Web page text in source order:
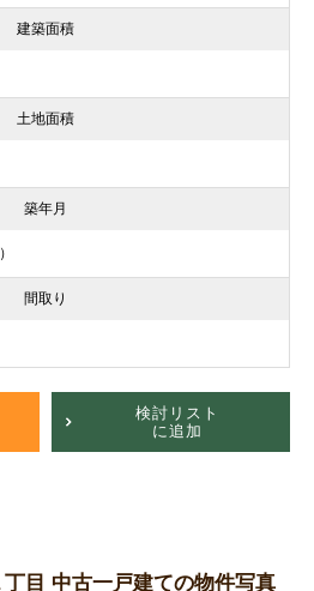
建築面積
土地面積
築年月
間取り
検討リスト
に追加
目 中古一戸建ての物件写真